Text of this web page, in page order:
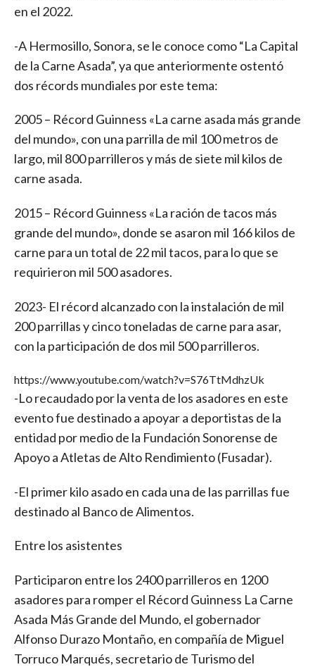
en el 2022.
-A Hermosillo, Sonora, se le conoce como “La Capital
de la Carne Asada”, ya que anteriormente ostentó
dos récords mundiales por este tema:
2005 – Récord Guinness «La carne asada más grande
del mundo», con una parrilla de mil 100 metros de
largo, mil 800 parrilleros y más de siete mil kilos de
carne asada.
2015 – Récord Guinness «La ración de tacos más
grande del mundo», donde se asaron mil 166 kilos de
carne para un total de 22 mil tacos, para lo que se
requirieron mil 500 asadores.
2023- El récord alcanzado con la instalación de mil
200 parrillas y cinco toneladas de carne para asar,
con la participación de dos mil 500 parrilleros.
https://www.youtube.com/watch?v=S76TtMdhzUk
-Lo recaudado por la venta de los asadores en este
evento fue destinado a apoyar a deportistas de la
entidad por medio de la Fundación Sonorense de
Apoyo a Atletas de Alto Rendimiento (Fusadar).
-El primer kilo asado en cada una de las parrillas fue
destinado al Banco de Alimentos.
Entre los asistentes
Participaron entre los 2400 parrilleros en 1200
asadores para romper el Récord Guinness La Carne
Asada Más Grande del Mundo, el gobernador
Alfonso Durazo Montaño, en compañía de Miguel
Torruco Marqués, secretario de Turismo del